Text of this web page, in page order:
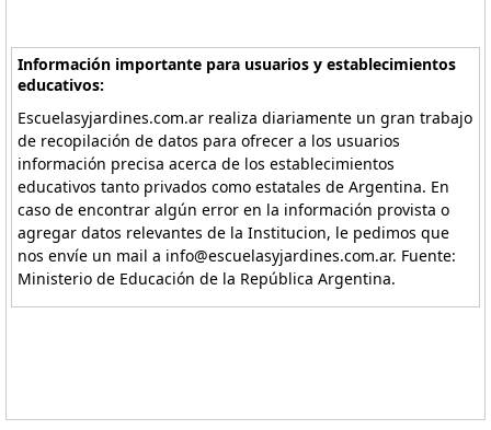
Información importante para usuarios y establecimientos
educativos:
Escuelasyjardines.com.ar realiza diariamente un gran trabajo
de recopilación de datos para ofrecer a los usuarios
información precisa acerca de los establecimientos
educativos tanto privados como estatales de Argentina. En
caso de encontrar algún error en la información provista o
agregar datos relevantes de la Institucion, le pedimos que
nos envíe un mail a info@escuelasyjardines.com.ar. Fuente:
Ministerio de Educación de la República Argentina.